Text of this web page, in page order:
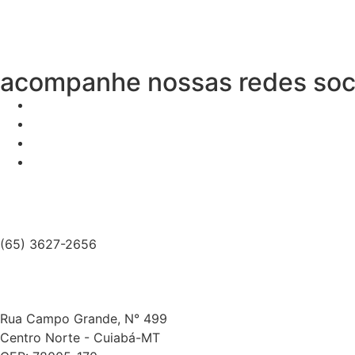
acompanhe nossas redes
(65) 3627-2656
Rua Campo Grande, N° 499
Centro Norte - Cuiabá-MT